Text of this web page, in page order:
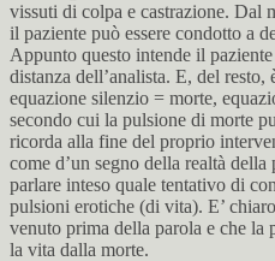
vissuti di colpa e castrazione. Dal
il paziente può essere condotto a
Appunto questo intende il
distanza dell’analista. E, del resto,
equazione silenzio = morte,
secondo cui la pulsione di morte
ricorda alla fine del proprio
come d’un segno della realtà
parlare inteso quale tentativo di
pulsioni erotiche (di vita). E’
venuto prima della parola e che la
la vita dalla morte.